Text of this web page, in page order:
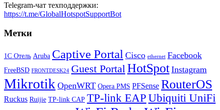
Telegram-чат техподдержки:
https://t.me/GlobalHotspotSupportBot
Метки
1С Отель Aruba Captive Portal Cisco ethernet Facebook
FreeBSD FRONTDESK24 Guest PortalHotSpot Instagram
Mikrotik OpenWRT Opera PMS PFSense RouterOS
Ruckus Ruijie TP-link CAP TP-link EAP Ubiquiti UniFi